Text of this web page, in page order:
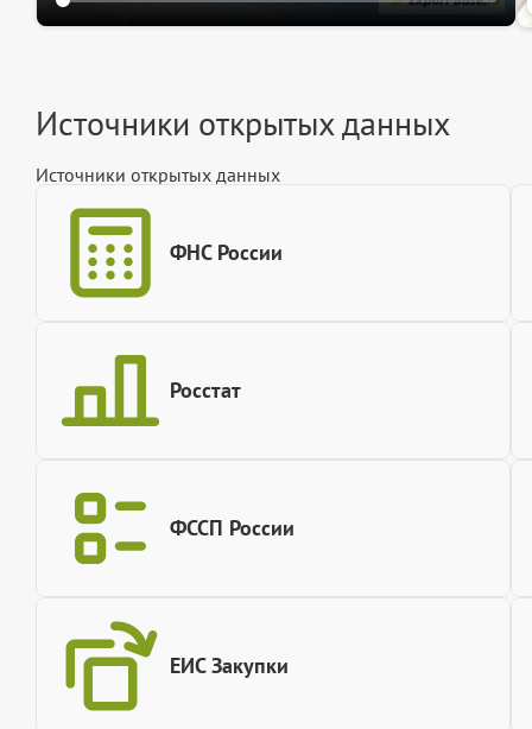
Источники открытых данных
Источники открытых данных
ФНС России
Росстат
ФССП России
ЕИС Закупки